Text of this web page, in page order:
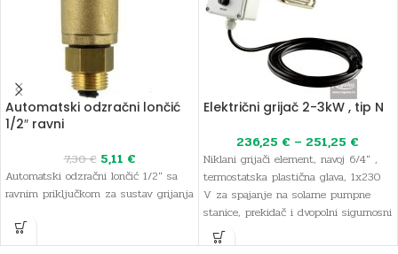
Automatski odzračni lončić
1/2″ ravni
7,30€ 5,11 €
Automatski odzračni lončić 1/2" sa
ravnim priključkom za sustav grijanja
Električni grijač 2-3kW , tip N
236,25 € – 251,25 €
Niklani grijači element, navoj 6/4" ,
termostatska plastična glava, 1x230
V za spajanje na solarne pumpne
stanice, prekidač i dvopolni sigurnosni
graničnik temperature, 5m jednofazni
trožilni kabel napajanja s konektorom,